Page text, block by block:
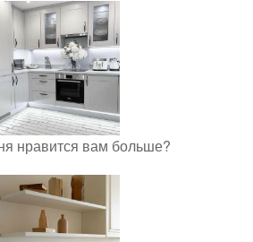
нравится вам больше?